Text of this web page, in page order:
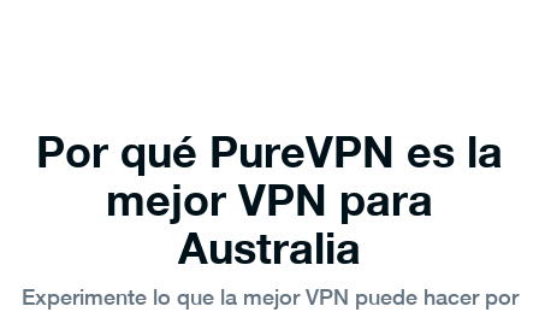
Por qué PureVPN es la
mejor VPN para
Australia
Experimente lo que la mejor VPN puede hacer por